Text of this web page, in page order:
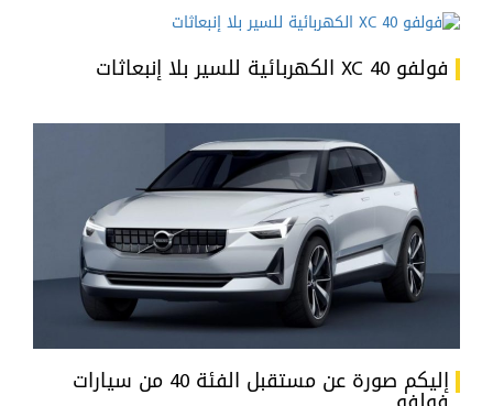
فولفو XC 40 الكهربائية للسير بلا إنبعاثات
إليكم صورة عن مستقبل الفئة 40 من سيارات